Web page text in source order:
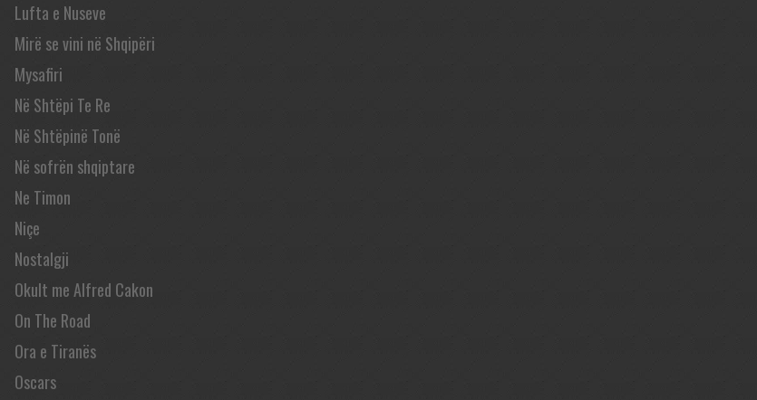
Lufta e Nuseve
Mirë se vini në Shqipëri
Mysafiri
Në Shtëpi Te Re
Në Shtëpinë Tonë
Në sofrën shqiptare
Ne Timon
Niçe
Nostalgji
Okult me Alfred Cakon
On The Road
Ora e Tiranës
Oscars